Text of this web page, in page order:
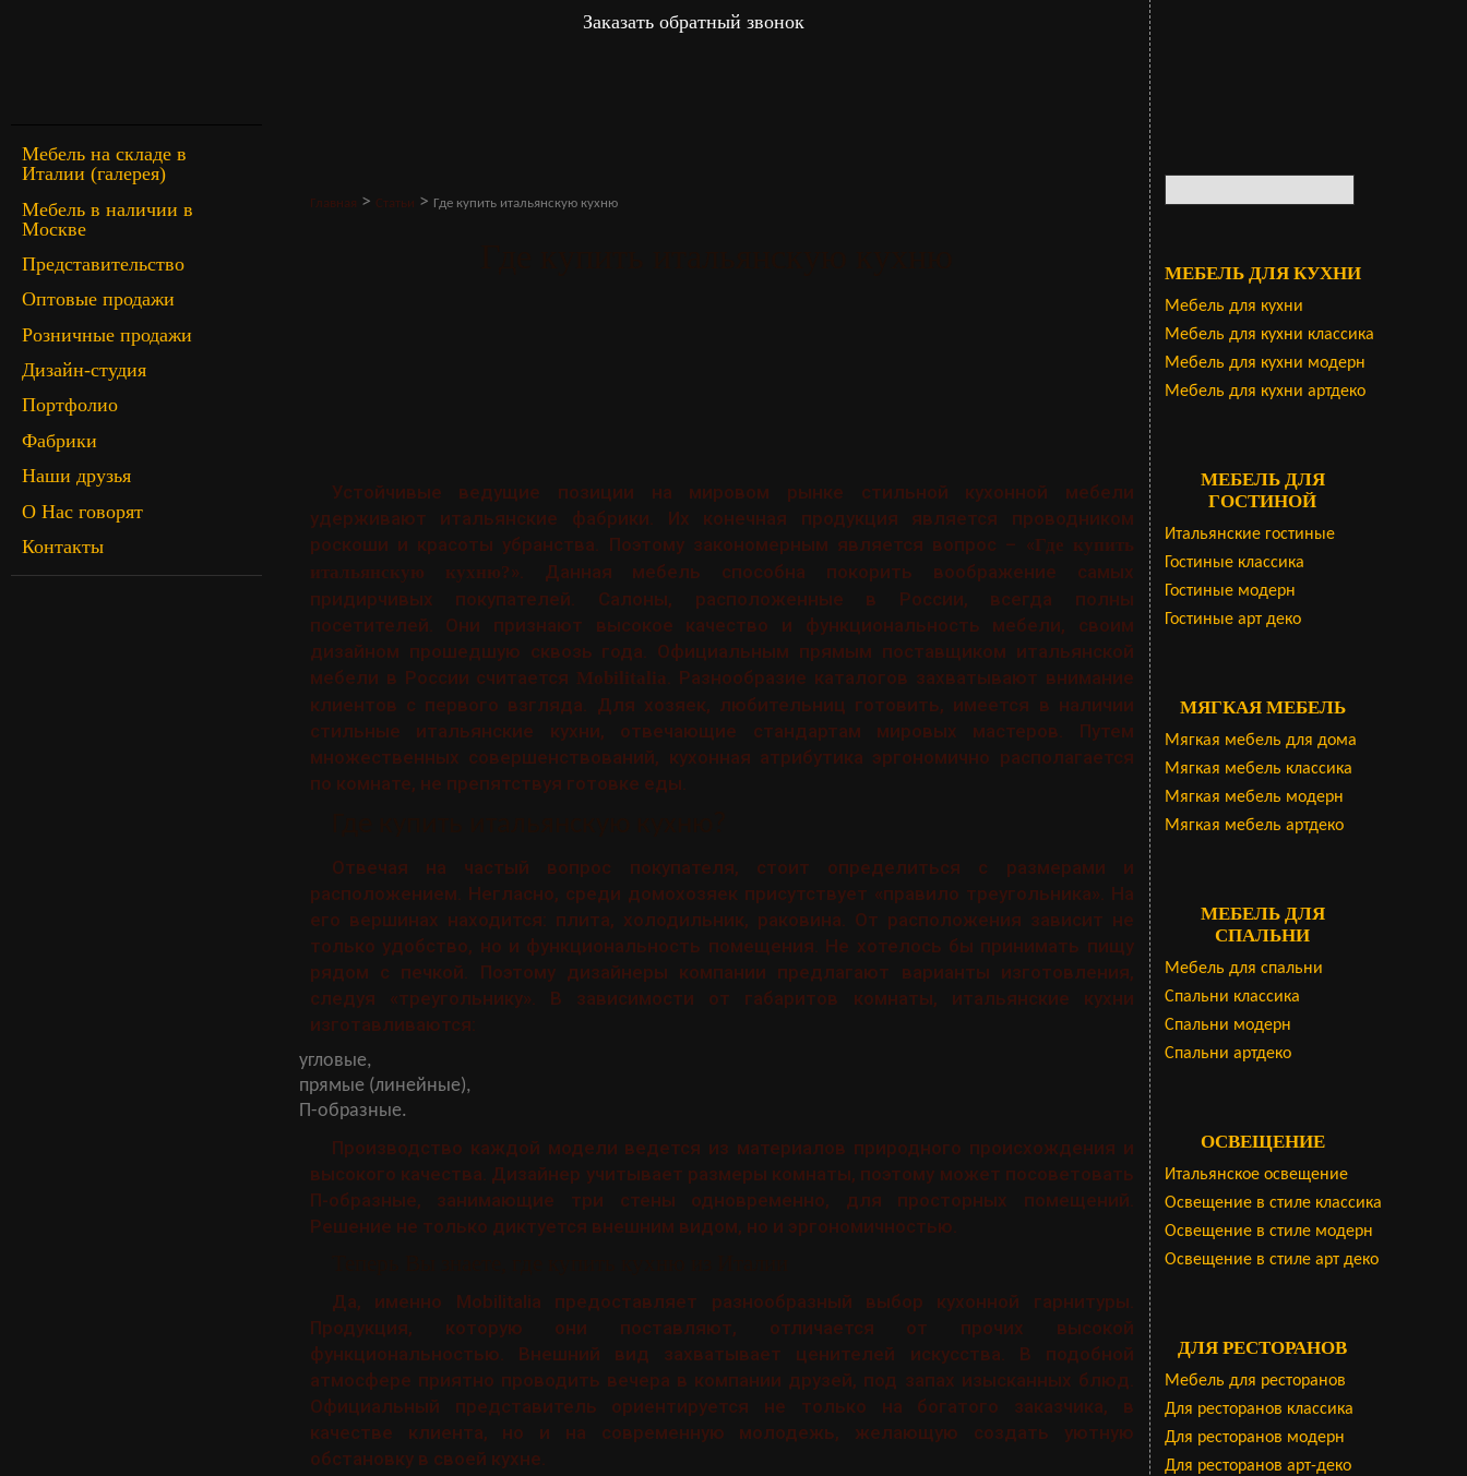
Заказать обратный звонок
Мебель на складе в
Италии (галерея)
Мебель в наличии в
Москве
Представительство
Оптовые продажи
Розничные продажи
Дизайн-студия
Портфолио
Фабрики
Наши друзья
О Нас говорят
Контакты
Главная > Статьи > Где купить итальянскую кухню
Устойчивые ведущие позиции на мировом рынке стильной кухонной мебели
удерживают итальянские фабрики. Их конечная продукция является проводником
роскоши и красоты убранства. Поэтому закономерным является вопрос – «Где купить
итальянскую кухню?». Данная мебель способна покорить воображение самых
придирчивых покупателей. Салоны, расположенные в России, всегда полны
посетителей. Они признают высокое качество и функциональность мебели, своим
дизайном прошедшую сквозь года. Официальным прямым поставщиком итальянской
мебели в России считается Mobilitalia. Разнообразие каталогов захватывают внимание
клиентов с первого взгляда. Для хозяек, любительниц готовить, имеется в наличии
стильные итальянские кухни, отвечающие стандартам мировых мастеров. Путем
множественных совершенствований, кухонная атрибутика эргономично располагается
по комнате, не препятствуя готовке еды.
Отвечая на частый вопрос покупателя, стоит определиться с размерами и
расположением. Негласно, среди домохозяек присутствует «правило треугольника». На
его вершинах находится: плита, холодильник, раковина. От расположения зависит не
только удобство, но и функциональность помещения. Не хотелось бы принимать пищу
рядом с печкой. Поэтому дизайнеры компании предлагают варианты изготовления,
следуя «треугольнику». В зависимости от габаритов комнаты, итальянские кухни
изготавливаются:
угловые,
прямые (линейные),
П-образные.
Производство каждой модели ведется из материалов природного происхождения и
высокого качества. Дизайнер учитывает размеры комнаты, поэтому может посоветовать
П-образные, занимающие три стены одновременно, для просторных помещений.
Решение не только диктуется внешним видом, но и эргономичностью.
Да, именно Mobilitalia предоставляет разнообразный выбор кухонной гарнитуры.
Продукция, которую они поставляют, отличается от прочих высокой
функциональностью. Внешний вид захватывает ценителей искусства. В подобной
атмосфере приятно проводить вечера в компании друзей, под запах изысканных блюд.
Официальный представитель ориентируется не только на богатого заказчика, в
качестве клиента, но и на современную молодежь, желающую создать уютную
обстановку в своей кухне.
МЕБЕЛЬ ДЛЯ КУХНИ
Мебель для кухни
Мебель для кухни классика
Мебель для кухни модерн
Мебель для кухни артдеко
МЕБЕЛЬ ДЛЯ
ГОСТИНОЙ
Итальянские гостиные
Гостиные классика
Гостиные модерн
Гостиные арт деко
МЯГКАЯ МЕБЕЛЬ
Мягкая мебель для дома
Мягкая мебель классика
Мягкая мебель модерн
Мягкая мебель артдеко
МЕБЕЛЬ ДЛЯ
СПАЛЬНИ
Мебель для спальни
Cпальни классика
Спальни модерн
Спальни артдеко
ОСВЕЩЕНИЕ
Итальянское освещение
Освещение в стиле классика
Освещение в стиле модерн
Освещение в стиле арт деко
ДЛЯ РЕСТОРАНОВ
Мебель для ресторанов
Для ресторанов классика
Для ресторанов модерн
Для ресторанов арт-деко